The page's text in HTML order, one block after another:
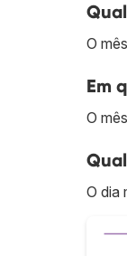
O
Em
O
O dia